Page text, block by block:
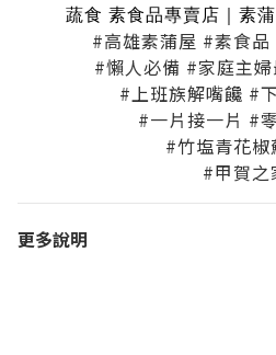
蔬食 素食品專賣店｜素
#高雄素蒲屋 #素食
#懶人必備 #家庭主
#上班族解嘴饞 #
#一片接一片 #
#竹塩青花椒
#甲賀之
更多說明